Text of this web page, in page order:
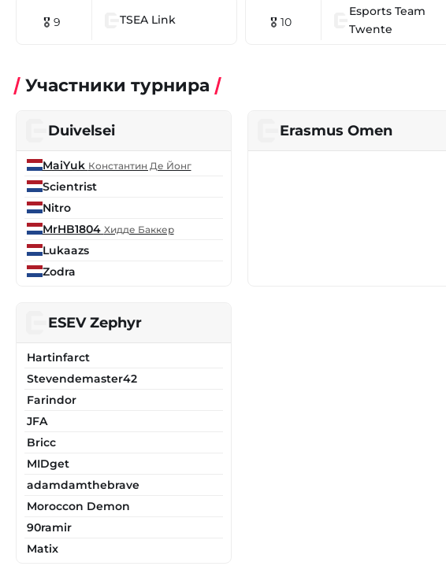
🎖 9 TSEA Link 🎖 10
Esports Team
Twente
Участники турнира
Duivelsei
MaiYuk Константин Де Йонг
Scientrist
Nitro
MrHB1804 Хидде Баккер
Lukaazs
Zodra
Erasmus Omen
ESEV Zephyr
Hartinfarct
Stevendemaster42
Farindor
JFA
Bricc
MIDget
adamdamthebrave
Moroccon Demon
90ramir
Matix